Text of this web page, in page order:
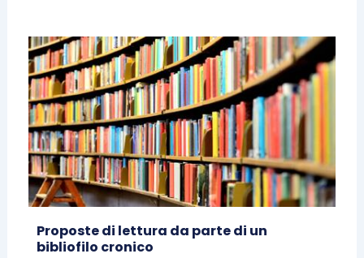
Proposte di lettura da parte di un
bibliofilo cronico